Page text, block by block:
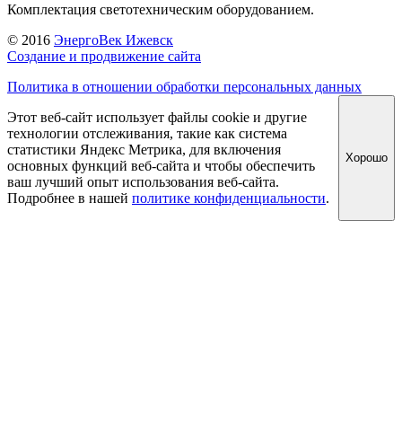
Комплектация светотехническим оборудованием.
© 2016 ЭнергоВек Ижевск
Создание и продвижение сайта
Политика в отношении обработки персональных данных
Этот веб-сайт использует файлы cookie и другие
технологии отслеживания, такие как система
статистики Яндекс Метрика, для включения
основных функций веб-сайта и чтобы обеспечить
ваш лучший опыт использования веб-сайта.
Подробнее в нашей политике конфиденциальности.
Хорошо